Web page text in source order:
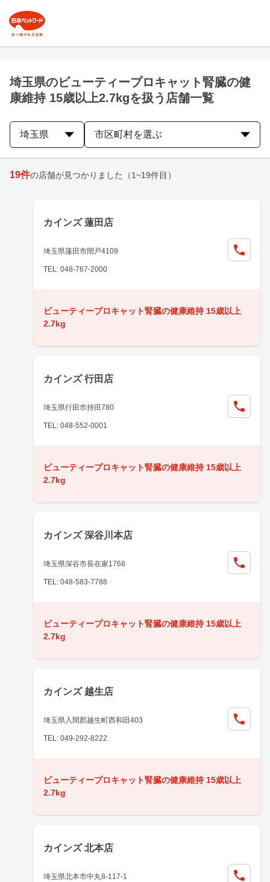
埼玉県のビューティープロキャット腎臓の健
康維持 15歳以上2.7kgを扱う店舗一覧
埼玉県 市区町村を選ぶ
19件の店舗が見つかりました （1~19件目）
カインズ 蓮田店
埼玉県蓮田市閏戸4109
TEL: 048-767-2000
ビューティープロキャット腎臓の健康維持 15歳以上
2.7kg
カインズ 行田店
埼玉県行田市持田780
TEL: 048-552-0001
ビューティープロキャット腎臓の健康維持 15歳以上
2.7kg
カインズ 深谷川本店
埼玉県深谷市長在家1768
TEL: 048-583-7788
ビューティープロキャット腎臓の健康維持 15歳以上
2.7kg
カインズ 越生店
埼玉県入間郡越生町西和田403
TEL: 049-292-8222
ビューティープロキャット腎臓の健康維持 15歳以上
2.7kg
カインズ 北本店
埼玉県北本市中丸8-117-1